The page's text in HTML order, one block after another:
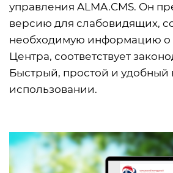
управления ALMA.CMS. Он
версию для слабовидящих,
необходимую информацию о
Центра, соответствует
Быстрый, простой и удобный
использовании.